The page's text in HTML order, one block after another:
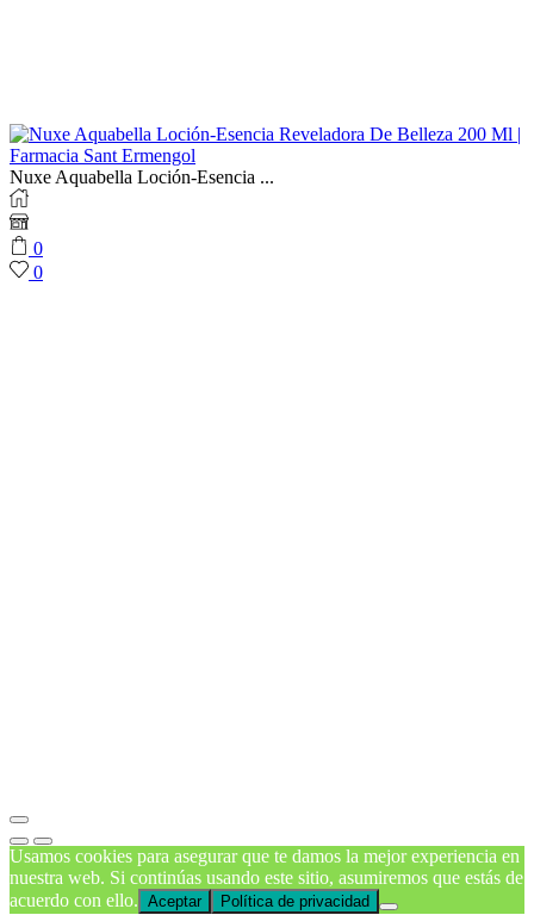
Nuxe Aquabella Loción-Esencia ...
0
0
Usamos cookies para asegurar que te damos la mejor experiencia en
nuestra web. Si continúas usando este sitio, asumiremos que estás de
acuerdo con ello. Aceptar Política de privacidad